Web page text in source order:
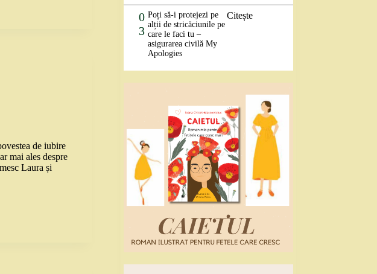
de iubire
mai ales despre
Laura și
0
3
Poți să-i protejezi pe
alții de stricăciunile pe
care le faci tu –
asigurarea civilă My
Apologies
Citește